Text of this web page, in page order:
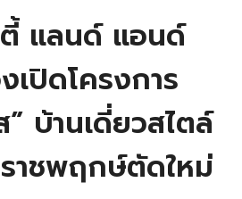
แลนด์ แอนด์
เปิดโครงการ
บ้านเดี่ยวสไตล์
าชพฤกษ์ตัดใหม่